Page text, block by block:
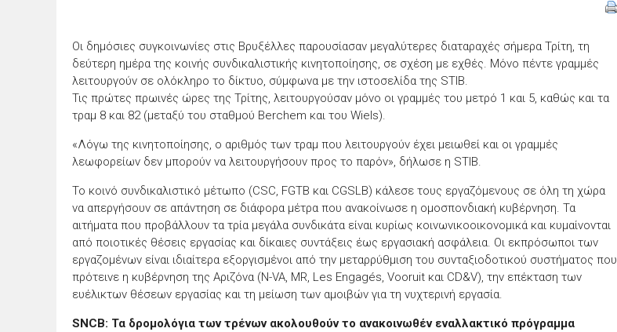
Οι δημόσιες συγκοινωνίες στις Βρυξέλλες παρουσίασαν μεγαλύτερες διαταραχές σήμερα Τρίτη, τη
δεύτερη ημέρα της κοινής συνδικαλιστικής κινητοποίησης, σε σχέση με εχθές. Μόνο πέντε γραμμές
λειτουργούν σε ολόκληρο το δίκτυο, σύμφωνα με την ιστοσελίδα της STIB.
Τις πρώτες πρωινές ώρες της Τρίτης, λειτουργούσαν μόνο οι γραμμές του μετρό 1 και 5, καθώς και τα
τραμ 8 και 82 (μεταξύ του σταθμού Berchem και του Wiels).
«Λόγω της κινητοποίησης, ο αριθμός των τραμ που λειτουργούν έχει μειωθεί και οι γραμμές
λεωφορείων δεν μπορούν να λειτουργήσουν προς το παρόν», δήλωσε η STIB.
Το κοινό συνδικαλιστικό μέτωπο (CSC, FGTB και CGSLB) κάλεσε τους εργαζόμενους σε όλη τη χώρα
να απεργήσουν σε απάντηση σε διάφορα μέτρα που ανακοίνωσε η ομοσπονδιακή κυβέρνηση. Τα
αιτήματα που προβάλλουν τα τρία μεγάλα συνδικάτα είναι κυρίως κοινωνικοοικονομικά και κυμαίνονται
από ποιοτικές θέσεις εργασίας και δίκαιες συντάξεις έως εργασιακή ασφάλεια. Οι εκπρόσωποι των
εργαζομένων είναι ιδιαίτερα εξοργισμένοι από την μεταρρύθμιση του συνταξιοδοτικού συστήματος που
πρότεινε η κυβέρνηση της Αριζόνα (N-VA, MR, Les Engagés, Vooruit και CD&V), την επέκταση των
ευέλικτων θέσεων εργασίας και τη μείωση των αμοιβών για τη νυχτερινή εργασία.
SNCB: Τα δρομολόγια των τρένων ακολουθούν το ανακοινωθέν εναλλακτικό πρόγραμμα